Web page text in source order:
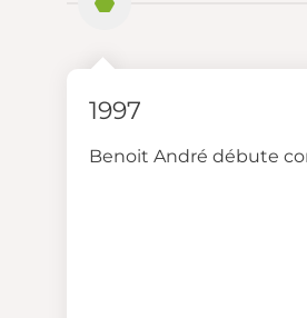
1997
Benoit André débute